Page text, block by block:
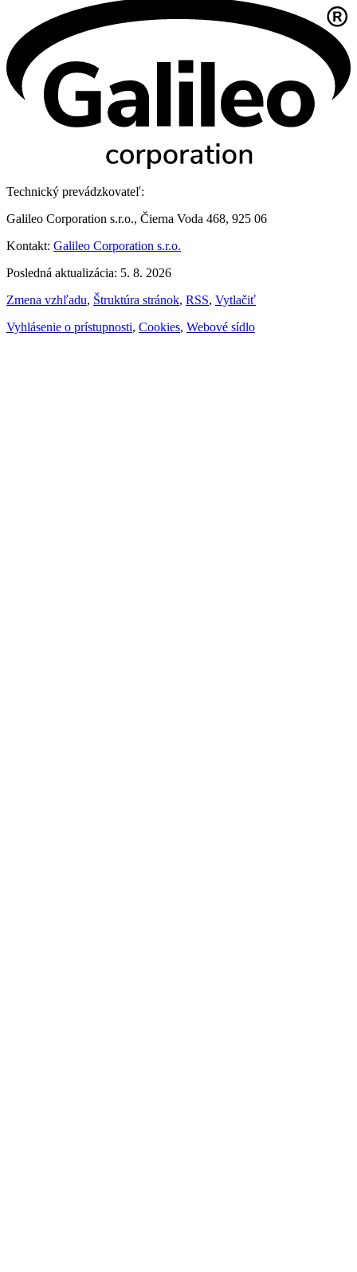
Technický prevádzkovateľ:
Galileo Corporation s.r.o., Čierna Voda 468, 925 06
Kontakt: Galileo Corporation s.r.o.
Posledná aktualizácia: 5. 8. 2026
Zmena vzhľadu, Štruktúra stránok, RSS, Vytlačiť
Vyhlásenie o prístupnosti, Cookies, Webové sídlo